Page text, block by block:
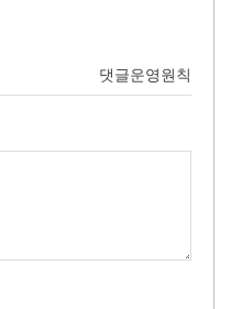
댓글운영원칙